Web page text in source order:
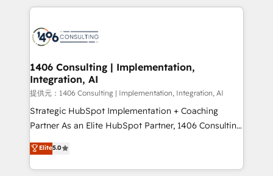
digital solutions on the market, ranging from CRM
marketing automation to online and offline sales
allowing companies to optimize processes and meet
the needs of the customer. We are part of Impresoft
Group, a group of specialized and complementary
companies that divide their offer into 4
Competence Centers: Smart Manufacturing,
The synergies generated by these integrations,
together with the combination of talents, skills,
1406 Consulting | Implementation,
Integration, AI
提供元：1406 Consulting | Implementation, Integration, AI
Strategic HubSpot Implementation + Coaching
Partner As an Elite HubSpot Partner, 1406 Consulting
helps mid-market revenue teams transform how
they sell, market, and serve. We don't just build your
HubSpot—we teach your team to own it, then stay
Elite5.0